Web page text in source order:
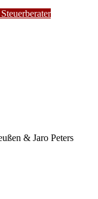
& Jaro Peters